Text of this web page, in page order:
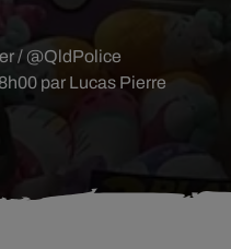
par Lucas Pierre
/ @QldPolice